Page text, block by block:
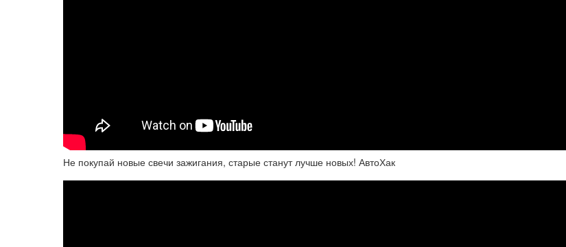
Не покупай новые свечи зажигания, старые станут лучше новых! АвтоХак